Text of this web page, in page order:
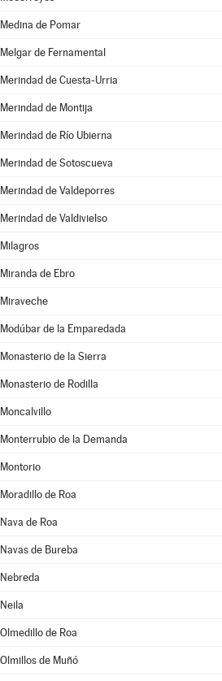
Medina de Pomar
Melgar de Fernamental
Merindad de Cuesta-Urria
Merindad de Montija
Merindad de Río Ubierna
Merindad de Sotoscueva
Merindad de Valdeporres
Merindad de Valdivielso
Milagros
Miranda de Ebro
Miraveche
Modúbar de la Emparedada
Monasterio de la Sierra
Monasterio de Rodilla
Moncalvillo
Monterrubio de la Demanda
Montorio
Moradillo de Roa
Nava de Roa
Navas de Bureba
Nebreda
Neila
Olmedillo de Roa
Olmillos de Muñó